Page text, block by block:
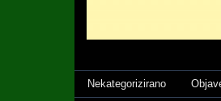
Categories
Nekategorizirano